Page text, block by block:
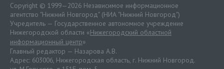
Copyright © 1999—2026 Независимое информационное
агентство "Нижний Новгород" (НИА "Нижний Новгород")
Учредитель — Государственное автономное учреждение
Нижегородской области «Нижегородский областной
информационный центр»
Главный редактор — Назарова А.В.
Адрес: 603006, Нижегородская область, г. Нижний Новгород.